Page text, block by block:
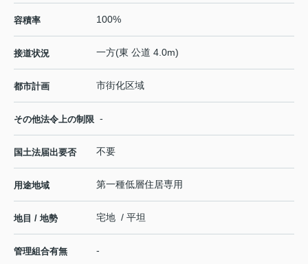
容積率 100%
接道状況 一方(東 公道 4.0m)
都市計画 市街化区域
その他法令上の制限 -
国土法届出要否 不要
用途地域 第一種低層住居専用
地目 / 地勢 宅地 / 平坦
管理組合有無 -